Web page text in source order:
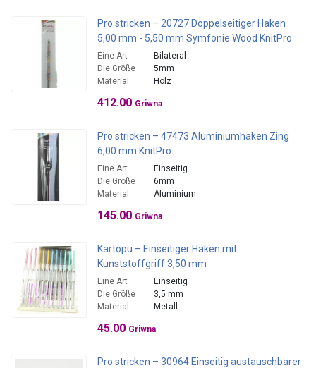
Pro stricken – 20727 Doppelseitiger Haken
5,00 mm - 5,50 mm Symfonie Wood KnitPro
Eine Art
Bilateral
Die Größe
5mm
Material
Holz
412.00 Griwna
Pro stricken – 47473 Aluminiumhaken Zing
6,00 mm KnitPro
Eine Art
Einseitig
Die Größe
6mm
Material
Aluminium
145.00 Griwna
Kartopu – Einseitiger Haken mit
Kunststoffgriff 3,50 mm
Eine Art
Einseitig
Die Größe
3,5 mm
Material
Metall
45.00 Griwna
Pro stricken – 30964 Einseitig austauschbarer